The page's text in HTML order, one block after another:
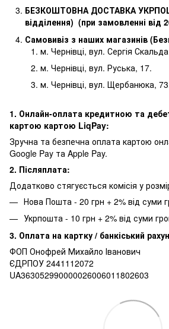
БЕЗКОШТОВНА ДОСТАВКА
відділення) (при замовленні від
Самовивіз з наших магазинів
м. Чернівці, вул. Сергія
м. Чернівці, вул. Руська, 17.
м. Чернівці, вул. Щербанюка,
1. Онлайн-оплата кредитною та
картою картою LiqPay:
Зручна та безпечна оплата картою
Google Pay та Apple Pay.
2. Післяплата:
Додатково стягуєсться комісія у
Нова Пошта - 20 грн + 2% від суми
Укрпошта - 10 грн + 2% від суми
3. Оплата на картку / банкіський
ФОП Онофрей Михайло Іванович
ЄДРПОУ 2441112072
UA363052990000026006011802603